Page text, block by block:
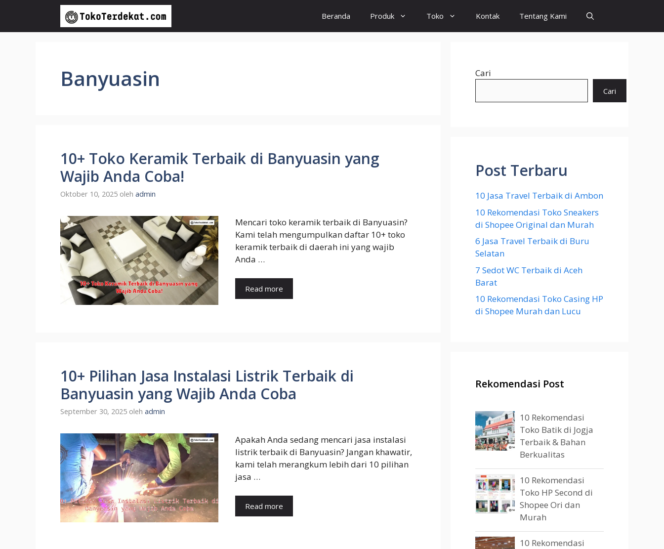
isi
Beranda Produk Toko Kontak Tentang Kami
Banyuasin
10+ Toko Keramik Terbaik di Banyuasin yang
Wajib Anda Coba!
Oktober 10, 2025 oleh admin
Mencari toko keramik terbaik di Banyuasin?
Kami telah mengumpulkan daftar 10+ toko
keramik terbaik di daerah ini yang wajib
Anda …
Read more
10+ Pilihan Jasa Instalasi Listrik Terbaik di
Banyuasin yang Wajib Anda Coba
September 30, 2025 oleh admin
Apakah Anda sedang mencari jasa instalasi
listrik terbaik di Banyuasin? Jangan khawatir,
kami telah merangkum lebih dari 10 pilihan
jasa …
Read more
Cari
Cari
Post Terbaru
10 Jasa Travel Terbaik di Ambon
10 Rekomendasi Toko Sneakers
di Shopee Original dan Murah
6 Jasa Travel Terbaik di Buru
Selatan
7 Sedot WC Terbaik di Aceh
Barat
10 Rekomendasi Toko Casing HP
di Shopee Murah dan Lucu
Rekomendasi Post
10 Rekomendasi
Toko Batik di Jogja
Terbaik & Bahan
Berkualitas
10 Rekomendasi
Toko HP Second di
Shopee Ori dan
Murah
10 Rekomendasi